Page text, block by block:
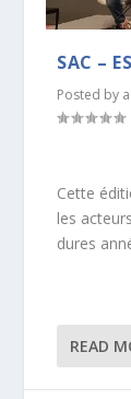
SAC –
Posted by
Cette
les
dures
READ